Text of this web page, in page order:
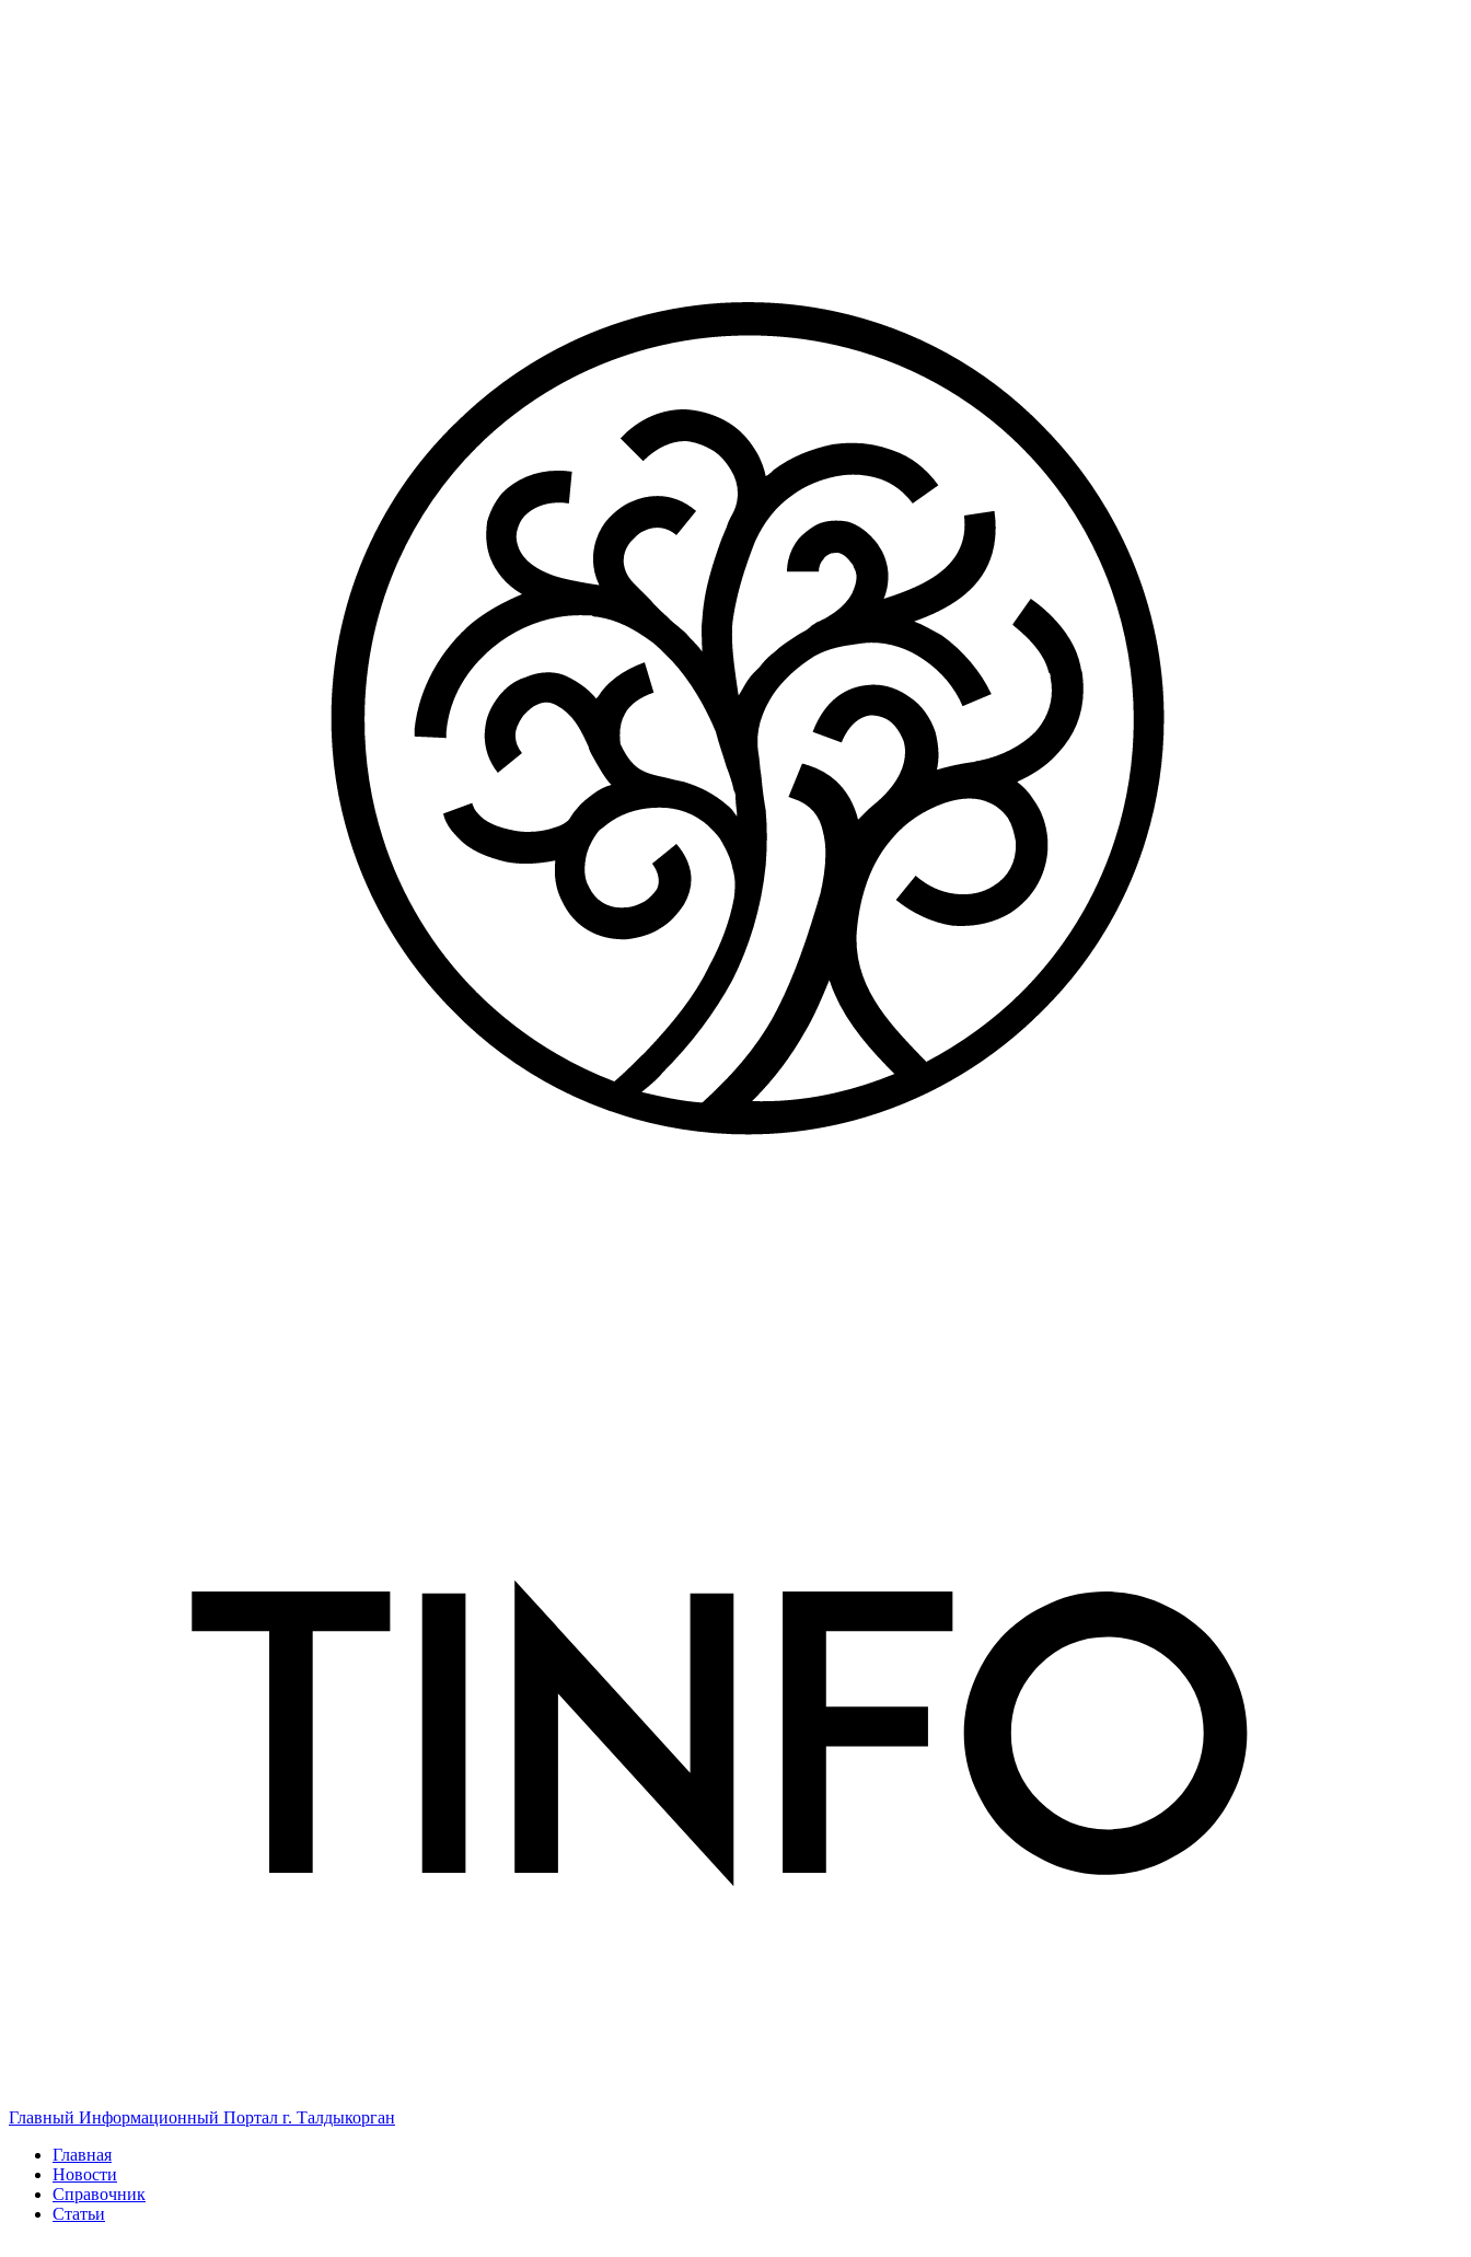
Главный Информационный Портал г. Талдыкорган
Главная
Новости
Справочник
Статьи